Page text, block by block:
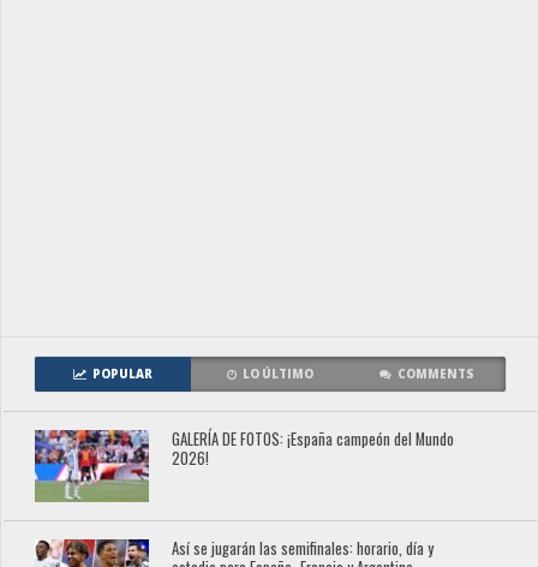
POPULAR LO ÚLTIMO COMMENTS
GALERÍA DE FOTOS: ¡España campeón del Mundo
2026!
Así se jugarán las semifinales: horario, día y